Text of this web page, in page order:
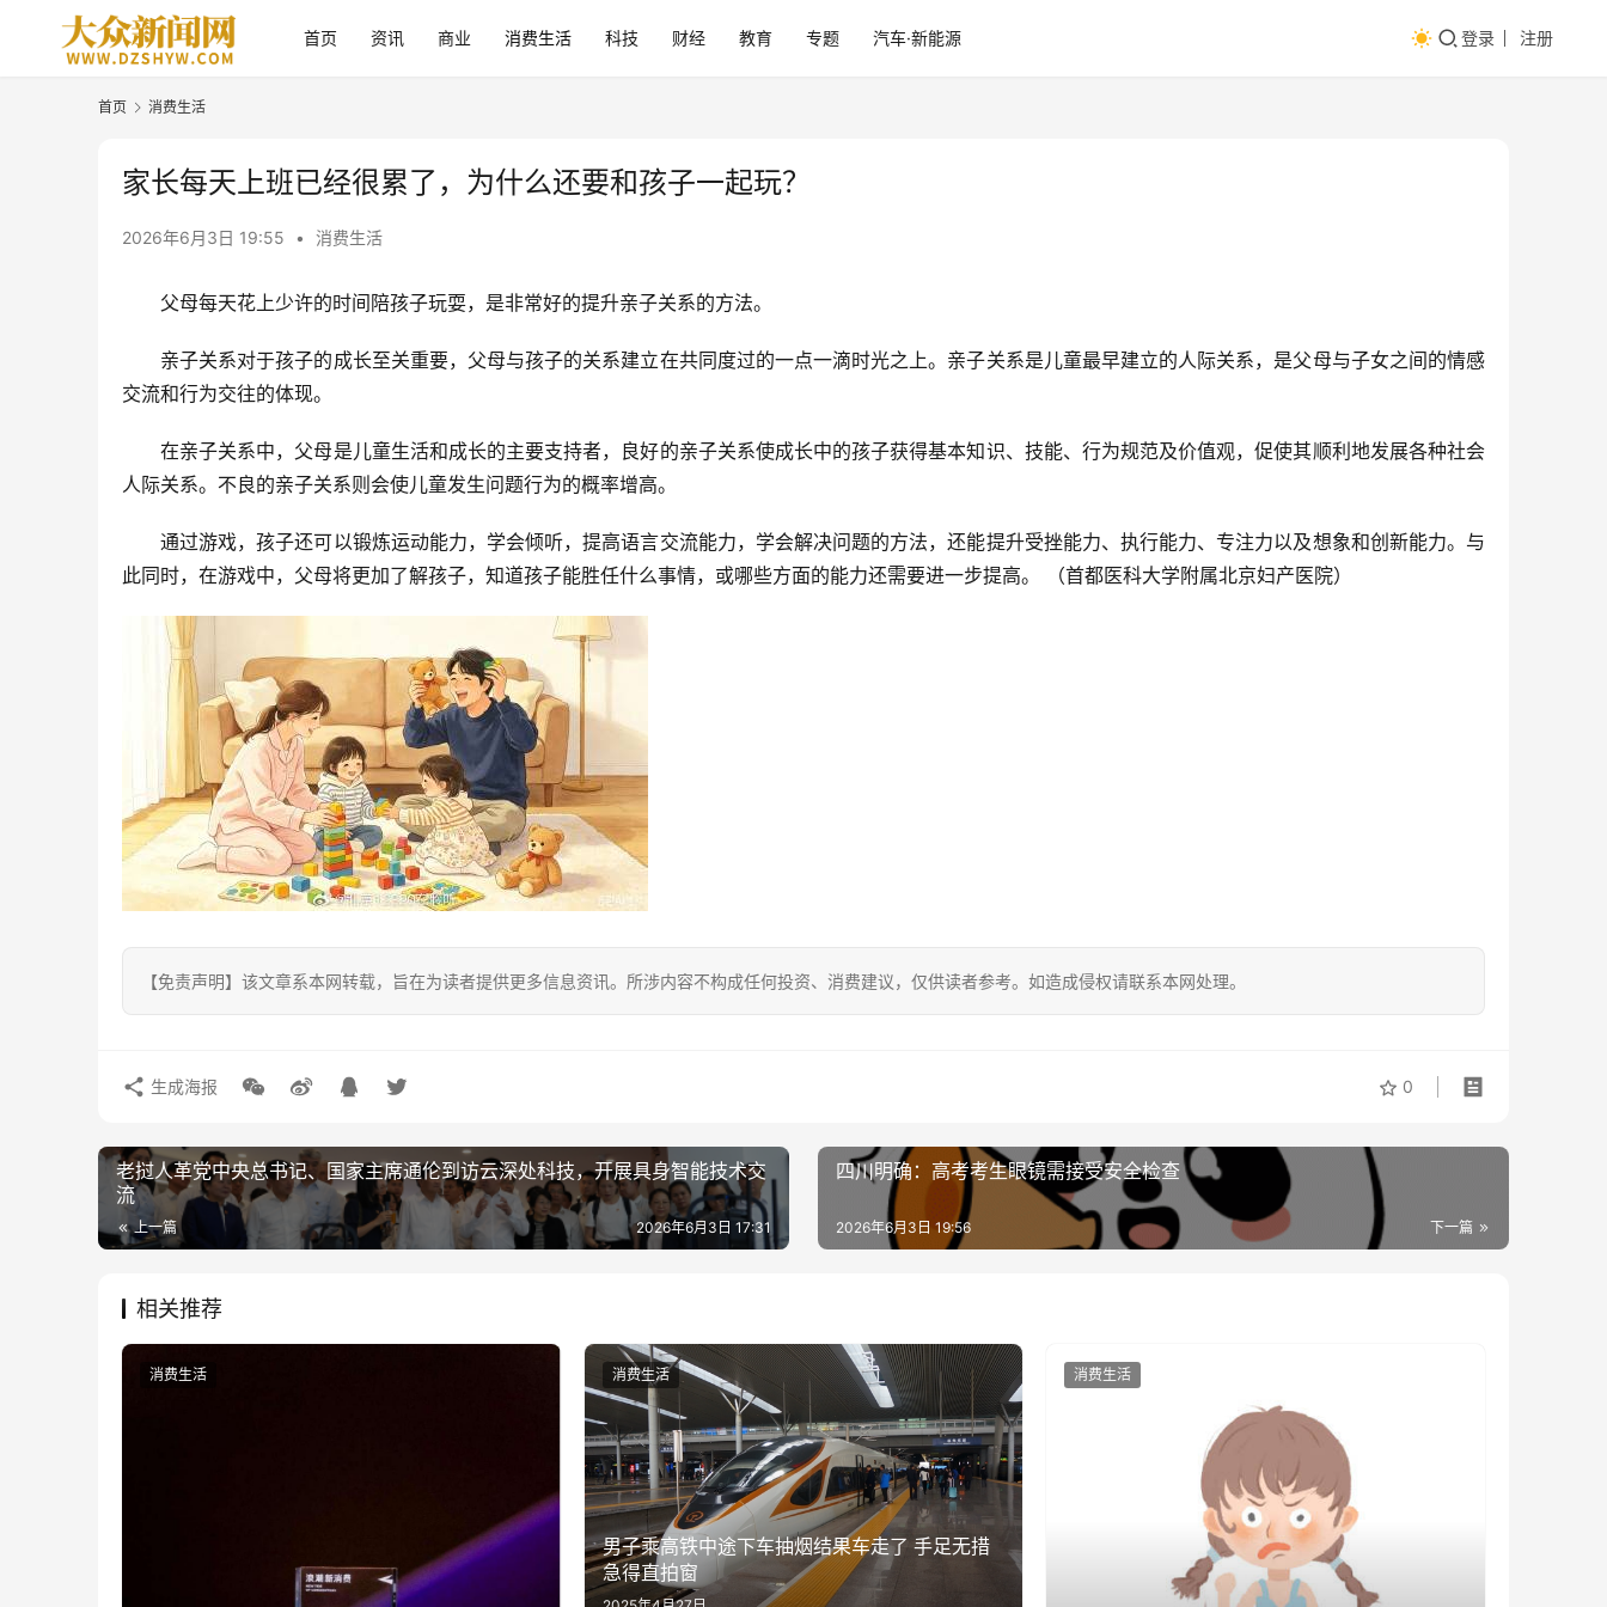
首页 资讯 商业 消费生活 科技 财经 教育 专题 汽车·新能源 登录 注册
首页 消费生活
家长每天上班已经很累了，为什么还要和孩子一起玩？
2026年6月3日 19:55 • 消费生活
父母每天花上少许的时间陪孩子玩耍，是非常好的提升亲子关系的方法。
亲子关系对于孩子的成长至关重要，父母与孩子的关系建立在共同度过的一点一滴时光之上。亲子关系是儿童最早建立的人际关系，是父母与子女之间的情感
交流和行为交往的体现。
在亲子关系中，父母是儿童生活和成长的主要支持者，良好的亲子关系使成长中的孩子获得基本知识、技能、行为规范及价值观，促使其顺利地发展各种社会
人际关系。不良的亲子关系则会使儿童发生问题行为的概率增高。
通过游戏，孩子还可以锻炼运动能力，学会倾听，提高语言交流能力，学会解决问题的方法，还能提升受挫能力、执行能力、专注力以及想象和创新能力。与
此同时，在游戏中，父母将更加了解孩子，知道孩子能胜任什么事情，或哪些方面的能力还需要进一步提高。 （首都医科大学附属北京妇产医院）
【免责声明】该文章系本网转载，旨在为读者提供更多信息资讯。所涉内容不构成任何投资、消费建议，仅供读者参考。如造成侵权请联系本网处理。
0
生成海报
老挝人革党中央总书记、国家主席通伦到访云深处科技，开展具身智能技术交
流
上一篇 2026年6月3日 17:31
四川明确：高考考生眼镜需接受安全检查
下一篇
2026年6月3日 19:56
相关推荐
消费生活
男子乘高铁中途下车抽烟结果车走了 手足无措
急得直拍窗
消费生活 消费生活